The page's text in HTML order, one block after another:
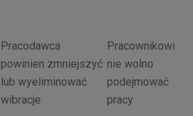
Pracodawca
powinien zmniejszyć
lub wyeliminować
wibracje
Pracownikowi
nie wolno
podejmować
pracy